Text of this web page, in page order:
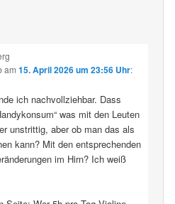
am 15. April 2026 um 23:56 Uhr:
ich nachvollziehbar. Dass
was mit den Leuten
unstrittig, aber ob man das als
kann? Mit den entsprechenden
im Hirn? Ich weiß